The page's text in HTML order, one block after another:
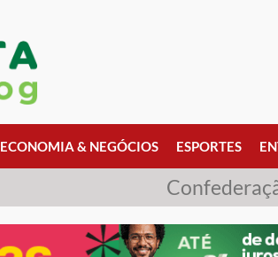
ECONOMIA & NEGÓCIOS ESPORTES